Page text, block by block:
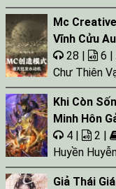
Mc
Vĩnh Cửu
28 |
6 |
Chư Thiên
Khi Còn
Minh Hôn
4 |
2 |
Huyền
Giả Thái